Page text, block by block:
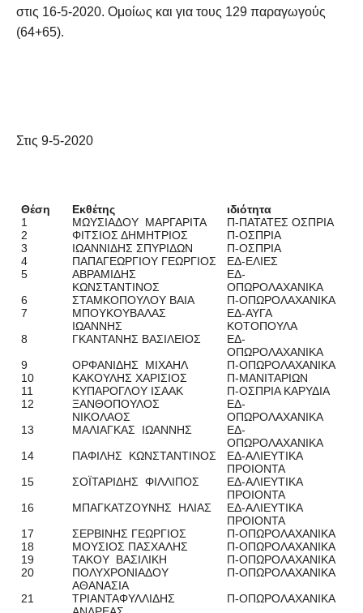
στις 16-5-2020. Ομοίως και για τους 129 παραγωγούς
(64+65).
Στις 9-5-2020
Θέση Εκθέτης
ιδιότητα
1
ΜΩΥΣΙΑΔΟΥ ΜΑΡΓΑΡΙΤΑ
Π-ΠΑΤΑΤΕΣ ΟΣΠΡΙΑ
2
ΦΙΤΣΙΟΣ ΔΗΜΗΤΡΙΟΣ
Π-ΟΣΠΡΙΑ
3
ΙΩΑΝΝΙΔΗΣ ΣΠΥΡΙΔΩΝ
Π-ΟΣΠΡΙΑ
4
ΠΑΠΑΓΕΩΡΓΙΟΥ ΓΕΩΡΓΙΟΣ
ΕΔ-ΕΛΙΕΣ
5
ΑΒΡΑΜΙΔΗΣ
ΚΩΝΣΤΑΝΤΙΝΟΣ
ΕΔ-
ΟΠΩΡΟΛΑΧΑΝΙΚΑ
6
ΣΤΑΜΚΟΠΟΥΛΟΥ ΒΑΙΑ
Π-ΟΠΩΡΟΛΑΧΑΝΙΚΑ
7
ΜΠΟΥΚΟΥΒΑΛΑΣ
ΙΩΑΝΝΗΣ
ΕΔ-ΑΥΓΑ
ΚΟΤΟΠΟΥΛΑ
8
ΓΚΑΝΤΑΝΗΣ ΒΑΣΙΛΕΙΟΣ
ΕΔ-
ΟΠΩΡΟΛΑΧΑΝΙΚΑ
9
ΟΡΦΑΝΙΔΗΣ ΜΙΧΑΗΛ
Π-ΟΠΩΡΟΛΑΧΑΝΙΚΑ
10
ΚΑΚΟΥΛΗΣ ΧΑΡΙΣΙΟΣ
Π-ΜΑΝΙΤΑΡΙΩΝ
11
ΚΥΠΑΡΟΓΛΟΥ ΙΣΑΑΚ
Π-ΟΣΠΡΙΑ ΚΑΡΥΔΙΑ
12
ΞΑΝΘΟΠΟΥΛΟΣ
ΝΙΚΟΛΑΟΣ
ΕΔ-
ΟΠΩΡΟΛΑΧΑΝΙΚΑ
13
ΜΑΛΙΑΓΚΑΣ ΙΩΑΝΝΗΣ
ΕΔ-
ΟΠΩΡΟΛΑΧΑΝΙΚΑ
14
ΠΑΦΙΛΗΣ ΚΩΝΣΤΑΝΤΙΝΟΣ
ΕΔ-ΑΛΙΕΥΤΙΚΑ
ΠΡΟΙΟΝΤΑ
15
ΣΟΪΤΑΡΙΔΗΣ ΦΙΛΛΙΠΟΣ
ΕΔ-ΑΛΙΕΥΤΙΚΑ
ΠΡΟΙΟΝΤΑ
16
ΜΠΑΓΚΑΤΖΟΥΝΗΣ ΗΛΙΑΣ
ΕΔ-ΑΛΙΕΥΤΙΚΑ
ΠΡΟΙΟΝΤΑ
17
ΣΕΡΒΙΝΗΣ ΓΕΩΡΓΙΟΣ
Π-ΟΠΩΡΟΛΑΧΑΝΙΚΑ
18
ΜΟΥΣΙΟΣ ΠΑΣΧΑΛΗΣ
Π-ΟΠΩΡΟΛΑΧΑΝΙΚΑ
19
ΤΑΚΟΥ ΒΑΣΙΛΙΚΗ
Π-ΟΠΩΡΟΛΑΧΑΝΙΚΑ
20
ΠΟΛΥΧΡΟΝΙΑΔΟΥ
ΑΘΑΝΑΣΙΑ
Π-ΟΠΩΡΟΛΑΧΑΝΙΚΑ
21
ΤΡΙΑΝΤΑΦΥΛΛΙΔΗΣ
Π-ΟΠΩΡΟΛΑΧΑΝΙΚΑ